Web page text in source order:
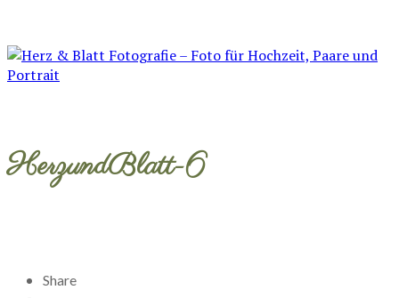
HerzundBlatt-6
Share